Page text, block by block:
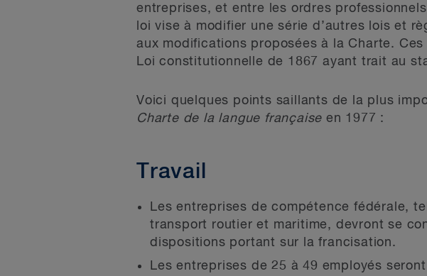
entreprises, et entre les ordres
loi vise à modifier une série d’autres lois et
aux modifications proposées à la Charte.
Loi constitutionnelle de 1867 ayant trait au
Voici quelques points saillants de la plus
Charte de la langue française en 1977 :
Travail
Les entreprises de compétence fédérale,
transport routier et maritime, devront se
dispositions portant sur la francisation.
Les entreprises de 25 à 49 employés